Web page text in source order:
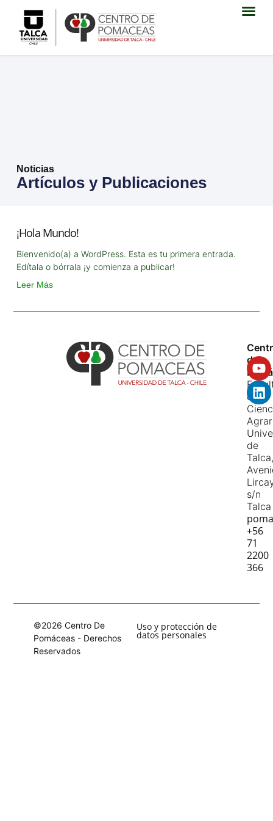
Noticias
Artículos y Publicaciones
¡Hola Mundo!
Bienvenido(a) a WordPress. Esta es tu primera entrada.
Edítala o bórrala ¡y comienza a publicar!
Leer Más
de
de
de
s/n
Talca
+56
71
2200
366
©2026 Centro De
Pomáceas - Derechos
Reservados
Uso y protección de
datos personales